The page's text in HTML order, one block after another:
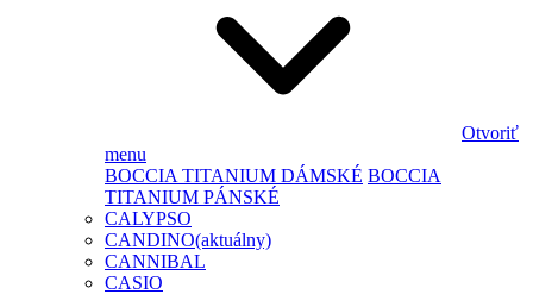
Otvoriť
menu
BOCCIA TITANIUM DÁMSKÉ BOCCIA
TITANIUM PÁNSKÉ
CALYPSO
CANDINO(aktuálny)
CANNIBAL
CASIO